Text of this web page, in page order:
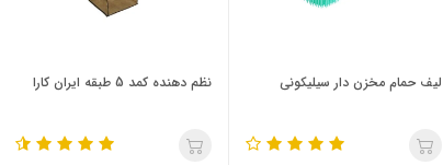
لیف حمام مخزن دار سیلیکونی نظم دهنده کمد 5 طبقه ایران کارا